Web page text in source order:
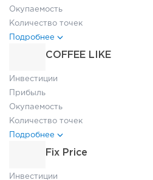
Окупаемость
Количество точек
Подробнее
COFFEE LIKE
Инвестиции
Прибыль
Окупаемость
Количество точек
Подробнее
Fix Price
Инвестиции